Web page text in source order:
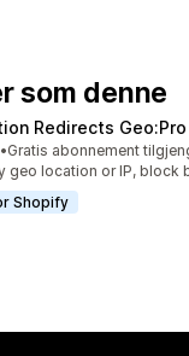
som denne
Redirects Geo:Pro
•Gratis abonnement
geo location or IP, block
Shopify